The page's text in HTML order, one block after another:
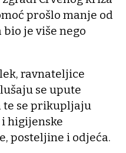
prošlo manje od
bio je više nego
ravnateljice
se upute
te se prikupljaju
higijenske
posteljine i odjeća.